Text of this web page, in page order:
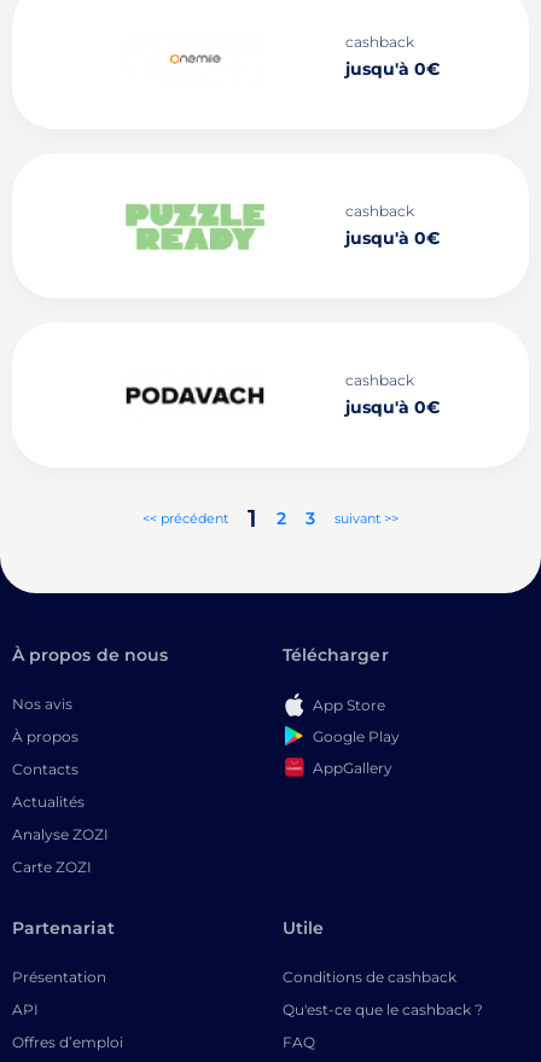
cashback
jusqu'à 0€
cashback
jusqu'à 0€
cashback
jusqu'à 0€
<< précédent 1 2 3 suivant >>
À propos de nous
Nos avis
À propos
Contacts
Actualités
Analyse ZOZI
Carte ZOZI
Télécharger
App Store
Google Play
AppGallery
Partenariat
Présentation
API
Offres d’emploi
Utile
Conditions de cashback
Qu'est-ce que le cashback ?
FAQ